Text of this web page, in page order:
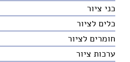
כני ציור
כלים לציור
חומרים לציור
ערכות ציור